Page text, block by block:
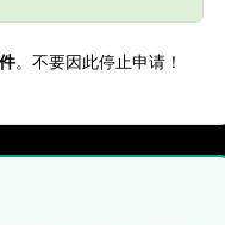
。不要因此停止申请！